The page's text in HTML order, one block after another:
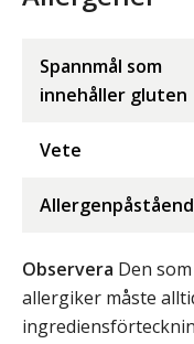
Spannmål som
innehåller gluten
Vete
Observera Den
allergiker måste